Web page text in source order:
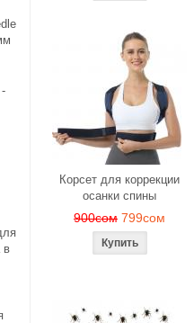
в
Корсет для коррекции
осанки спины
900сом 799сом